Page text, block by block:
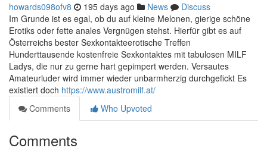
howards098ofv8 195 days ago News
Discuss
Im Grunde ist es egal, ob du auf kleine Melonen, gierige schöne
Erotiks oder fette anales Vergnügen stehst. Hierfür gibt es auf
Österreichs bester Sexkontakteerotische Treffen
Hunderttausende kostenfreie Sexkontaktes mit tabulosen MILF
Ladys, die nur zu gerne hart gepimpert werden. Versautes
Amateurluder wird immer wieder unbarmherzig durchgefickt Es
existiert doch https://www.austromilf.at/
Comments
Who Upvoted
Comments